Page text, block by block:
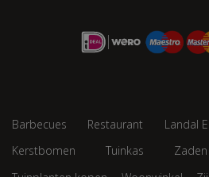
Barbecues Restaurant Landal
Kerstbomen
Tuinkas Zaden